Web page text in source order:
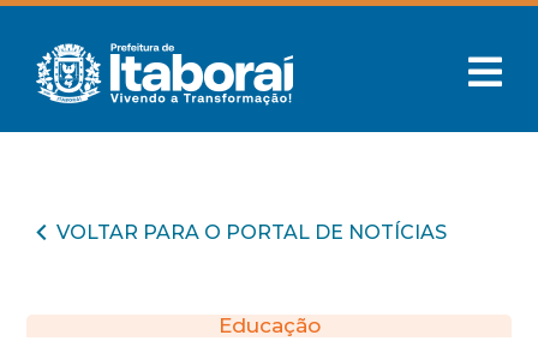
VOLTAR PARA O PORTAL DE NOTÍCIAS
Educação